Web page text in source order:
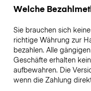
Welche
Sie brauchen sich
richtige Währung zur
bezahlen. Alle
Geschäfte erhalten
aufbewahren. Die
wenn die Zahlung